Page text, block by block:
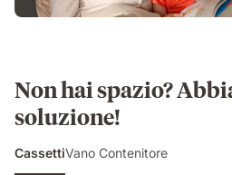
Non hai spazio?
soluzione!
CassettiVano Contenitore